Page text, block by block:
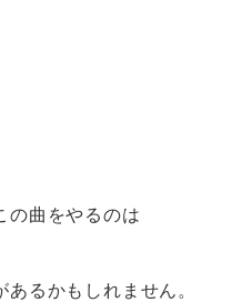
の曲をやるのは
るかもしれません。